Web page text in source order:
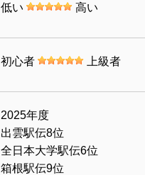
低い 高い
初心者 上級者
2025年度
出雲駅伝8位
全日本大学駅伝6位
箱根駅伝9位